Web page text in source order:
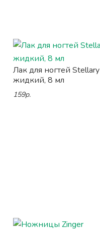
Лак для ногтей Stellary
жидкий, 8 мл
159р.